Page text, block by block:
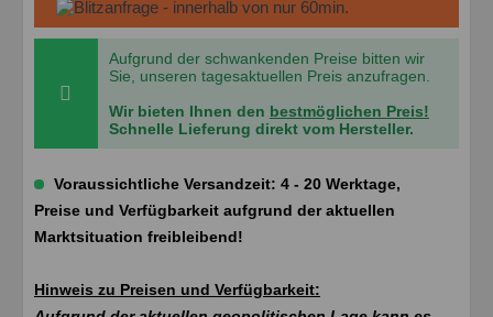
Aufgrund der schwankenden Preise bitten wir
Sie, unseren tagesaktuellen Preis anzufragen.
Wir bieten Ihnen den bestmöglichen Preis!
Schnelle Lieferung direkt vom Hersteller.
Voraussichtliche Versandzeit: 4 - 20 Werktage,
Preise und Verfügbarkeit aufgrund der aktuellen
Marktsituation freibleibend!
Hinweis zu Preisen und Verfügbarkeit: